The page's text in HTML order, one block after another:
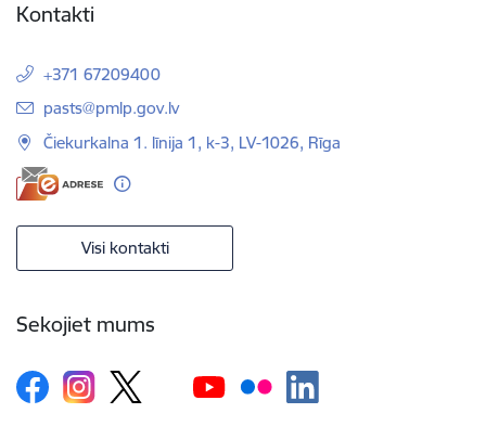
Kontakti
+371 67209400
E-pasts:
pasts@pmlp.gov.lv
Čiekurkalna 1. līnija 1, k-3, LV-1026, Rīga
Visi kontakti
Sekojiet mums